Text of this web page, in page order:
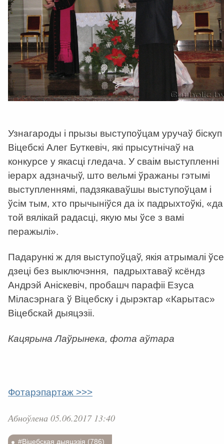
Узнагароды і прызы выступоўцам уручаў біскуп
Віцебскі Алег Буткевіч, які прысутнічаў на
конкурсе у якасці гледача. У сваім выступленні
іерарх адзначыў, што вельмі ўражаны гэтымі
выступленнямі, падзякаваўшы выступоўцам і
ўсім тым, хто прычыніўся да іх падрыхтоўкі, «да
той вялікай радасці, якую мы ўсе з вамі
перажылі».
Падарункі ж для выступоўцаў, якія атрымалі ўсе
дзеці без выключэння, падрыхтаваў ксёндз
Андрэй Аніскевіч, пробашч парафіі Езуса
Міласэрнага ў Віцебску і дырэктар «Карытас»
Віцебскай дыяцэзіі.
Кацярына Лаўрынека, фота аўтара
Фотарэпартаж >>>
Абноўлена 05.06.2017 13:40
#Віцебская дыяцэзія (786)